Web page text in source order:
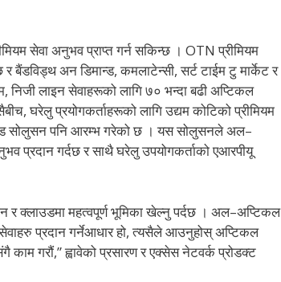
सेवा अनुभव प्राप्त गर्न सकिन्छ । OTN प्रीमियम
अन डिमान्ड, कमलाटेन्सी, सर्ट टाईम टु मार्केट र
निजी लाइन सेवाहरूको लागि ७० भन्दा बढी अप्टिकल
घरेलु प्रयोगकर्ताहरूको लागि उद्यम कोटिको प्रीमियम
सोलुसन पनि आरम्भ गरेको छ । यस सोलुसनले अल–
प्रदान गर्दछ र साथै घरेलु उपयोगकर्ताको एआरपीयू
र क्लाउडमा महत्वपूर्ण भूमिका खेल्नु पर्दछ । अल–अप्टिकल
प्रदान गर्नेआधार हो, त्यसैले आउनुहोस् अप्टिकल
गरौं,” ह्वावेको प्रसारण र एक्सेस नेटवर्क प्रोडक्ट